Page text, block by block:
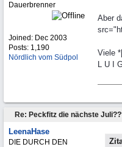
Dauerbrenner
Joined: Dec 2003
Posts: 1,190
Nördlich vom Südpol
Aber
Viele
L U I
Re: Peckfitz die nächste
LeenaHase
DIE DURCH DEN